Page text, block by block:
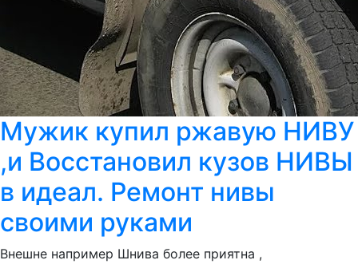
Мужик купил ржавую НИВУ
,и Восстановил кузов НИВЫ
в идеал. Ремонт нивы
своими руками
Внешне например Шнива более приятна ,